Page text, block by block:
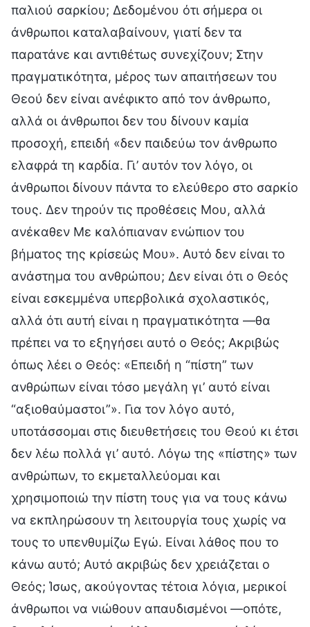
παλιού σαρκίου; Δεδομένου ότι σήμερα οι
άνθρωποι καταλαβαίνουν, γιατί δεν τα
παρατάνε και αντιθέτως συνεχίζουν; Στην
πραγματικότητα, μέρος των απαιτήσεων του
Θεού δεν είναι ανέφικτο από τον άνθρωπο,
αλλά οι άνθρωποι δεν του δίνουν καμία
προσοχή, επειδή «δεν παιδεύω τον άνθρωπο
ελαφρά τη καρδία. Γι’ αυτόν τον λόγο, οι
άνθρωποι δίνουν πάντα το ελεύθερο στο σαρκίο
τους. Δεν τηρούν τις προθέσεις Μου, αλλά
ανέκαθεν Με καλόπιαναν ενώπιον του
βήματος της κρίσεώς Μου». Αυτό δεν είναι το
ανάστημα του ανθρώπου; Δεν είναι ότι ο Θεός
είναι εσκεμμένα υπερβολικά σχολαστικός,
αλλά ότι αυτή είναι η πραγματικότητα —θα
πρέπει να το εξηγήσει αυτό ο Θεός; Ακριβώς
όπως λέει ο Θεός: «Επειδή η “πίστη” των
ανθρώπων είναι τόσο μεγάλη γι’ αυτό είναι
“αξιοθαύμαστοι”». Για τον λόγο αυτό,
υποτάσσομαι στις διευθετήσεις του Θεού κι έτσι
δεν λέω πολλά γι’ αυτό. Λόγω της «πίστης» των
ανθρώπων, το εκμεταλλεύομαι και
χρησιμοποιώ την πίστη τους για να τους κάνω
να εκπληρώσουν τη λειτουργία τους χωρίς να
τους το υπενθυμίζω Εγώ. Είναι λάθος που το
κάνω αυτό; Αυτό ακριβώς δεν χρειάζεται ο
Θεός; Ίσως, ακούγοντας τέτοια λόγια, μερικοί
άνθρωποι να νιώθουν απαυδισμένοι —οπότε,